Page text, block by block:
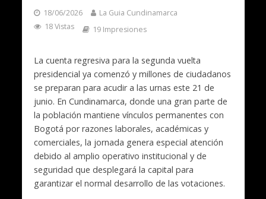
18/06/2026
La Guia Cundinamarca
18 Vistas
19 Impresiones
La cuenta regresiva para la segunda vuelta
presidencial ya comenzó y millones de ciudadanos
se preparan para acudir a las urnas este 21 de
junio. En Cundinamarca, donde una gran parte de
la población mantiene vínculos permanentes con
Bogotá por razones laborales, académicas y
comerciales, la jornada genera especial atención
debido al amplio operativo institucional y de
seguridad que desplegará la capital para
garantizar el normal desarrollo de las votaciones.